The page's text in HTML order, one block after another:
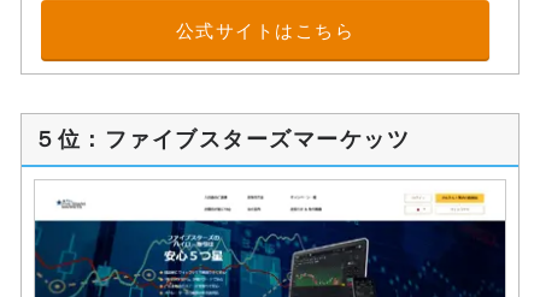
公式サイトはこちら
５位：ファイブスターズマーケッツ